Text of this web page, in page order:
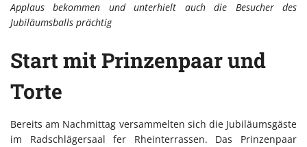
Applaus bekommen und unterhielt auch die Besucher des
Jubiläumsballs prächtig
Start mit Prinzenpaar und
Torte
Bereits am Nachmittag versammelten sich die Jubiläumsgäste
im Radschlägersaal fer Rheinterrassen. Das Prinzenpaar